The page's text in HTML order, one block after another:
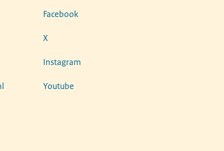
Facebook
X
Instagram
Youtube